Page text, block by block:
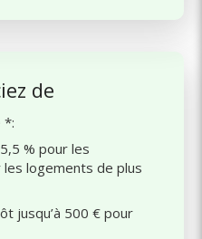
de
*:
% pour les
logements de plus
jusqu’à 500 € pour